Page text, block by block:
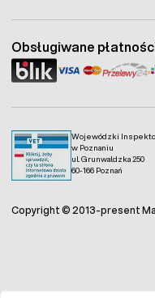
Wojewódzki
w Poznaniu
ul. Grunwaldzka 250
60-166 Poznań
Obsługiwane
Copyright © 2013-present